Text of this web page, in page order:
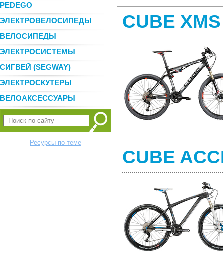
PEDEGO
ЭЛЕКТРОВЕЛОСИПЕДЫ
ВЕЛОСИПЕДЫ
ЭЛЕКТРОСИСТЕМЫ
СИГВЕЙ (SEGWAY)
ЭЛЕКТРОСКУТЕРЫ
ВЕЛОАКСЕССУАРЫ
Ресурсы по теме
CUBE XMS
CUBE